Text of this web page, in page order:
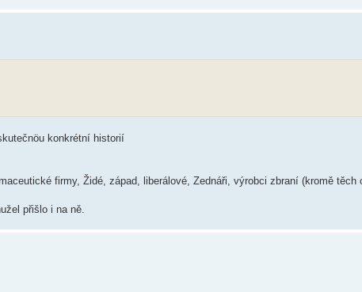
konkrétní historií
firmy, Židé, západ, liberálové, Zednáři, výrobci zbraní (kromě těch
přišlo i na ně.